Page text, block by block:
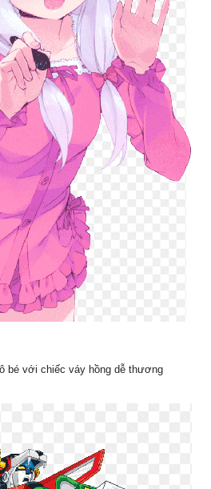
bé với chiếc váy hồng dễ thương